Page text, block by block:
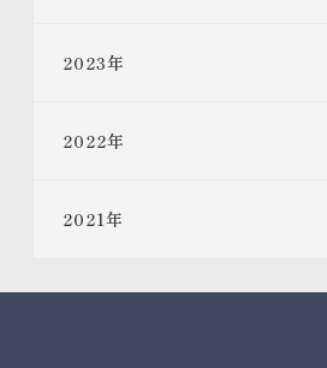
2023年
2022年
2021年